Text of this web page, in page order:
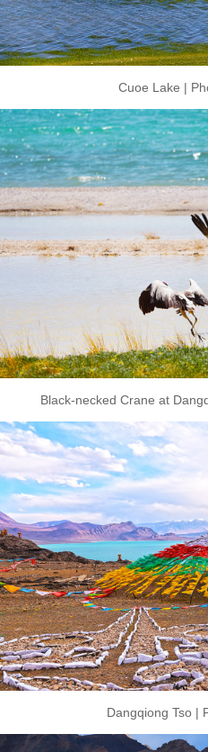
Cuoe Lake |
Black-necked Crane at
Dangqiong Tso |